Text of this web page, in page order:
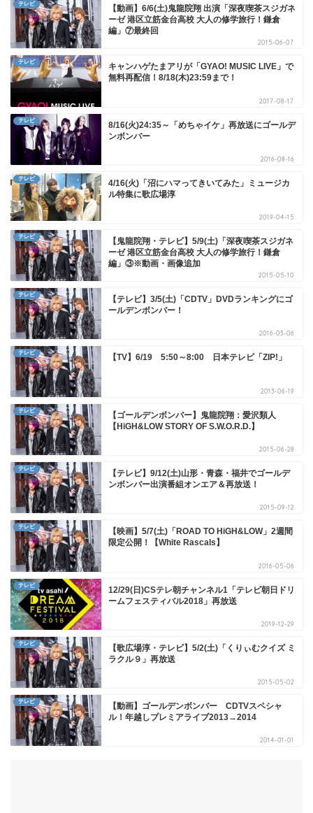
テレビ
【動画】6/6(土)鬼龍院翔 出演「深夜喫茶スジガネ
ーゼ 港区立筋金台高校 大人の修学旅行！鎌倉
編」⑦最終回
2015-06-07
テレビ
キャンハゲたまアリが「GYAO! MUSIC LIVE」で
無料再配信！8/18(木)23:59まで！
2017-08-17
テレビ
8/16(火)24:35～「めちゃイケ」再放送にゴールデ
ンボンバー
2016-08-16
テレビ
4/16(火)「沼にハマってきいてみた」ミュージカ
ル特集に歌広場淳
2019-04-15
テレビ
【鬼龍院翔・テレビ】5/9(土)「深夜喫茶スジガネ
ーゼ 港区立筋金台高校 大人の修学旅行！鎌倉
編」③※動画・画像追加
2015-05-10
テレビ
【テレビ】3/5(土)「CDTV」DVDランキングにゴ
ールデンボンバー！
2016-03-06
テレビ 【TV】6/19 5:50～8:00 日本テレビ「ZIP!」
2013-06-19
テレビ
【ゴールデンボンバー】鬼龍院翔：愛沢類人
【HiGH&LOW STORY OF S.W.O.R.D.】
2015-06-28
テレビ
【テレビ】9/12(土)山形・青森・福井でゴールデ
ンボンバー出演番組オンエア＆再放送！
2015-09-12
テレビ
【映画】5/7(土)「ROAD TO HiGH&LOW」2週間
限定公開！【White Rascals】
2016-05-06
テレビ
12/29(日)CSテレ朝チャンネル1「テレビ朝日ドリ
ームフェスティバル2018」再放送
2019-12-29
テレビ
【歌広場淳・テレビ】5/2(土)「くりぃむクイズ ミ
ラクル９」再放送
2015-05-02
テレビ
【動画】ゴールデンボンバー CDTVスペシャ
ル！年越しプレミアライブ2013→2014
2014-01-01